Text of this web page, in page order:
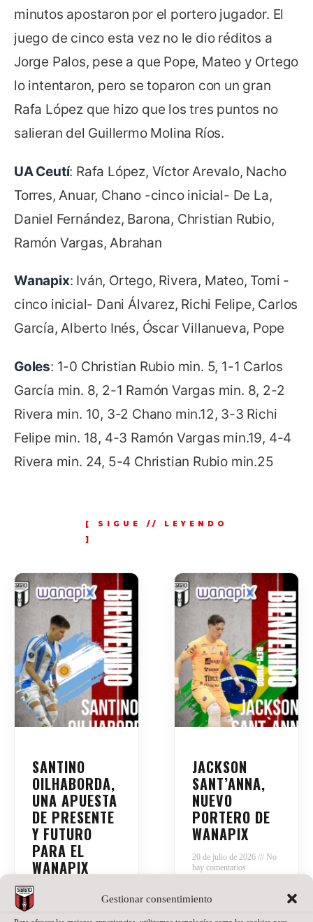
Gestionar consentimiento
minutos apostaron por el portero jugador. El
juego de cinco esta vez no le dio réditos a
Jorge Palos, pese a que Pope, Mateo y Ortego
lo intentaron, pero se toparon con un gran
Rafa López que hizo que los tres puntos no
salieran del Guillermo Molina Ríos.
UA Ceutí: Rafa López, Víctor Arevalo, Nacho
Torres, Anuar, Chano -cinco inicial- De La,
Daniel Fernández, Barona, Christian Rubio,
Ramón Vargas, Abrahan
Wanapix: Iván, Ortego, Rivera, Mateo, Tomi -
cinco inicial- Dani Álvarez, Richi Felipe, Carlos
García, Alberto Inés, Óscar Villanueva, Pope
Goles: 1-0 Christian Rubio min. 5, 1-1 Carlos
García min. 8, 2-1 Ramón Vargas min. 8, 2-2
Rivera min. 10, 3-2 Chano min.12, 3-3 Richi
Felipe min. 18, 4-3 Ramón Vargas min.19, 4-4
Rivera min. 24, 5-4 Christian Rubio min.25
SANTINO
OILHABORDA,
UNA APUESTA
DE PRESENTE
Y FUTURO
PARA EL
WANAPIX
JACKSON
SANT’ANNA,
NUEVO
PORTERO DE
WANAPIX
20 de julio de 2026
No
hay comentarios
Wanapix suma un
nuevo nombre.